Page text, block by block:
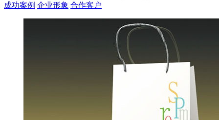
成功案例 企业形象 合作客户